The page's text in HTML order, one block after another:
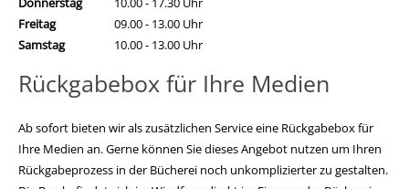
Freitag
09.00 - 13.00 Uhr
Samstag
10.00 - 13.00 Uhr
Rückgabebox für Ihre Medien
Ab sofort bieten wir als zusätzlichen Service eine Rückgabebox für
Ihre Medien an. Gerne können Sie dieses Angebot nutzen um Ihren
Rückgabeprozess in der Bücherei noch unkomplizierter zu gestalten.